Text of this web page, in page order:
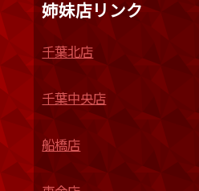
姉妹店リンク
千葉北店
千葉中央店
船橋店